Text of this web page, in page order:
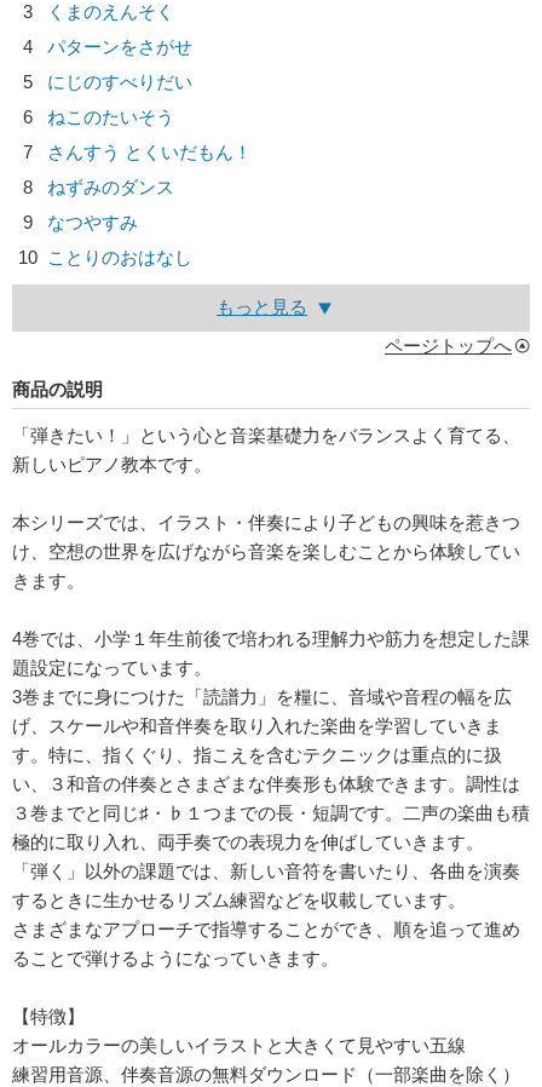
3
くまのえんそく
4
パターンをさがせ
5
にじのすべりだい
6
ねこのたいそう
7
さんすう とくいだもん！
8
ねずみのダンス
9
なつやすみ
10 ことりのおはなし
もっと見る
ページトップへ
商品の説明
「弾きたい！」という心と音楽基礎力をバランスよく育てる、
新しいピアノ教本です。
本シリーズでは、イラスト・伴奏により子どもの興味を惹きつ
け、空想の世界を広げながら音楽を楽しむことから体験してい
きます。
4巻では、小学１年生前後で培われる理解力や筋力を想定した課
題設定になっています。
3巻までに身につけた「読譜力」を糧に、音域や音程の幅を広
げ、スケールや和音伴奏を取り入れた楽曲を学習していきま
す。特に、指くぐり、指こえを含むテクニックは重点的に扱
い、３和音の伴奏とさまざまな伴奏形も体験できます。調性は
３巻までと同じ♯・♭１つまでの長・短調です。二声の楽曲も積
極的に取り入れ、両手奏での表現力を伸ばしていきます。
「弾く」以外の課題では、新しい音符を書いたり、各曲を演奏
するときに生かせるリズム練習などを収載しています。
さまざまなアプローチで指導することができ、順を追って進め
ることで弾けるようになっていきます。
【特徴】
オールカラーの美しいイラストと大きくて見やすい五線
練習用音源、伴奏音源の無料ダウンロード（一部楽曲を除く）